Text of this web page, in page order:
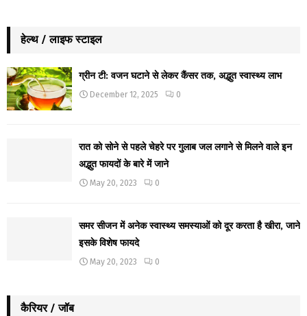
हेल्थ / लाइफ स्टाइल
ग्रीन टी: वजन घटाने से लेकर कैंसर तक, अद्भुत स्वास्थ्य लाभ
December 12, 2025 0
रात को सोने से पहले चेहरे पर गुलाब जल लगाने से मिलने वाले इन
अद्भुत फायदों के बारे में जाने
May 20, 2023 0
समर सीजन में अनेक स्वास्थ्य समस्याओं को दूर करता है खीरा, जाने
इसके विशेष फायदे
May 20, 2023 0
कैरियर / जॉब